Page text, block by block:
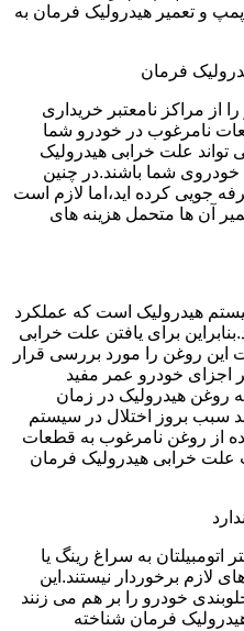
و تعمیر هیدرولیک فرمان به
فرمان
از مراکز نامعتبر خریداری
نامرغوب در خودرو شما
علت خرابی هیدرولیک
شما باشند.در چنین
جویی کرده اید،اما لازم است
آن ها متحمل هزینه های
هیدرولیک است که عملکرد
برای یافتن علت خرابی
روغن را مورد بررسی قرار
اجزای خودرو عمر مفید
روغن هیدرولیک در زمان
سبب بروز اختلال در سیستم
از روغن نامرغوب به قطعات
خرابی هیدرولیک فرمان
به سراغ رینگ یا
لازم برخوردار نیستند.این
زوایای ۵ گانه جلوبندی خودرو را بر هم می زنند
فرمان شناخته